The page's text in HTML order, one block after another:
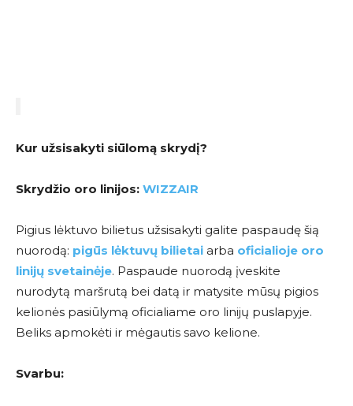
Kur užsisakyti siūlomą skrydį?
Skrydžio oro linijos: WIZZAIR
Pigius lėktuvo bilietus užsisakyti galite paspaudę šią
nuorodą: pigūs lėktuvų bilietai arba oficialioje oro
linijų svetainėje. Paspaude nuorodą įveskite
nurodytą maršrutą bei datą ir matysite mūsų pigios
kelionės pasiūlymą oficialiame oro linijų puslapyje.
Beliks apmokėti ir mėgautis savo kelione.
Svarbu: